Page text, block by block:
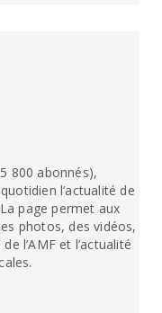
800 abonnés),
l’actualité de
page permet aux
photos, des vidéos,
l’AMF et l’actualité